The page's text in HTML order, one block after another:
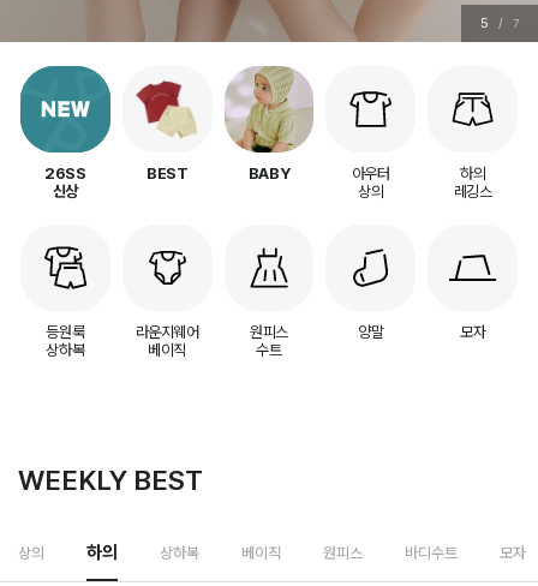
6 / 7
26SS
신상
BEST BABY
아우터
상의
하의
레깅스
등원룩
상하복
라운지웨어
베이직
원피스
수트
양말 모자
WEEKLY BEST
상의 하의 상하복 베이직 원피스 바디수트 모자